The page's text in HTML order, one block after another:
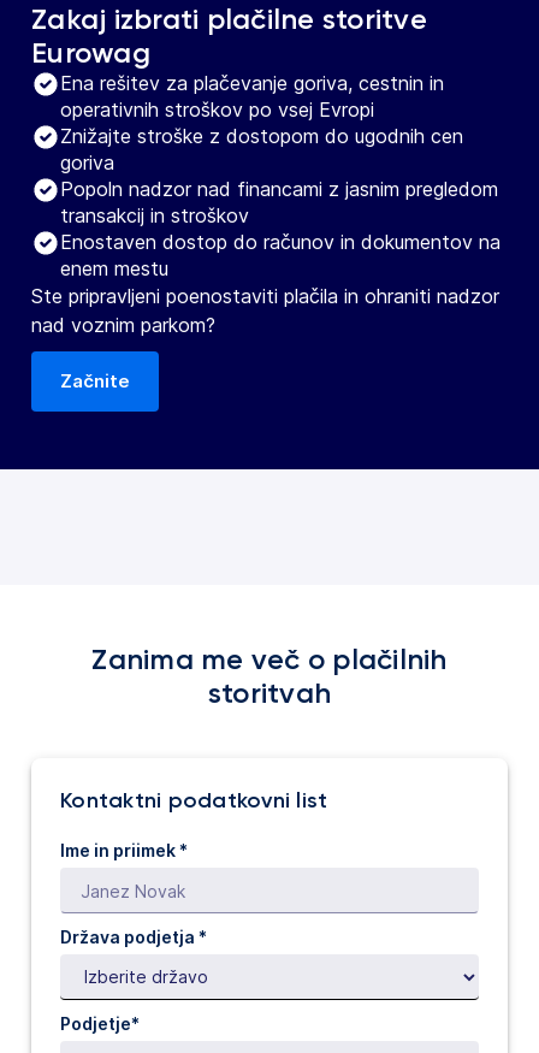
Zakaj izbrati plačilne storitve
Eurowag
Ena rešitev za plačevanje goriva, cestnin in
operativnih stroškov po vsej Evropi
Znižajte stroške z dostopom do ugodnih cen
goriva
Popoln nadzor nad financami z jasnim pregledom
transakcij in stroškov
Enostaven dostop do računov in dokumentov na
enem mestu
Ste pripravljeni poenostaviti plačila in ohraniti nadzor
nad voznim parkom?
Začnite
Zanima me več o plačilnih
storitvah
Kontaktni podatkovni list
Ime in priimek *
Država podjetja *
Podjetje*